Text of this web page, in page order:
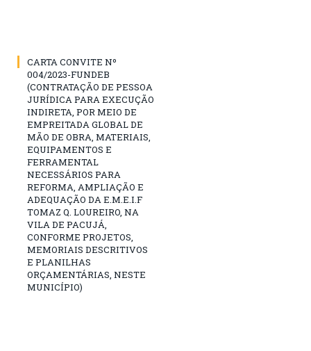
CARTA CONVITE Nº
004/2023-FUNDEB
(CONTRATAÇÃO DE PESSOA
JURÍDICA PARA EXECUÇÃO
INDIRETA, POR MEIO DE
EMPREITADA GLOBAL DE
MÃO DE OBRA, MATERIAIS,
EQUIPAMENTOS E
FERRAMENTAL
NECESSÁRIOS PARA
REFORMA, AMPLIAÇÃO E
ADEQUAÇÃO DA E.M.E.I.F
TOMAZ Q. LOUREIRO, NA
VILA DE PACUJÁ,
CONFORME PROJETOS,
MEMORIAIS DESCRITIVOS
E PLANILHAS
ORÇAMENTÁRIAS, NESTE
MUNICÍPIO)